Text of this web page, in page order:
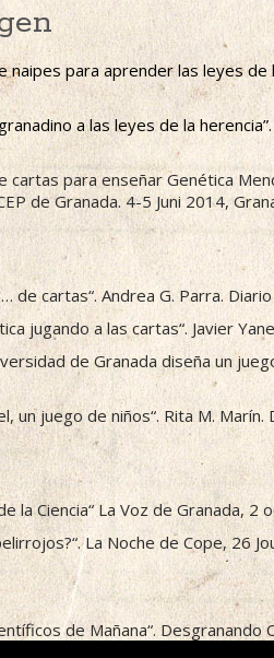
naipes para aprender las leyes
a las leyes de la
cartas para enseñar Genética
de Granada. 4-5 Juni 2014,
de cartas“. Andrea G. Parra.
jugando a las cartas“. Javier
de Granada diseña un
un juego de niños“. Rita M. Marín.
la Ciencia“ La Voz de Granada,
La Noche de Cope, 26
de Mañana“. Desgranando